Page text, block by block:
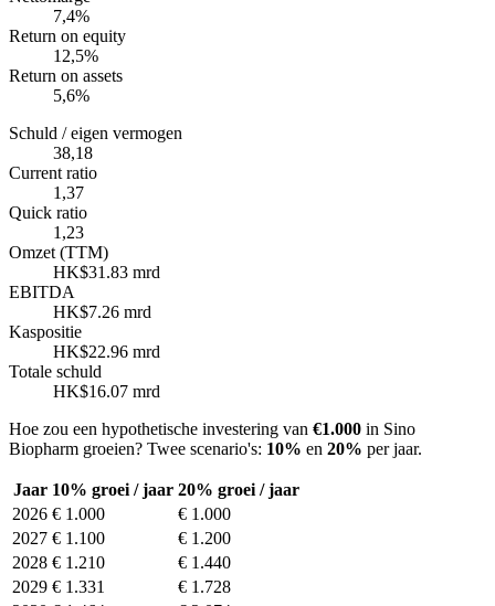
7,4%
Return on equity
12,5%
Return on assets
5,6%
Schuld / eigen vermogen
38,18
Current ratio
1,37
Quick ratio
1,23
Omzet (TTM)
HK$31.83 mrd
EBITDA
HK$7.26 mrd
Kaspositie
HK$22.96 mrd
Totale schuld
HK$16.07 mrd
Hoe zou een hypothetische investering van €1.000 in Sino
Biopharm groeien? Twee scenario's: 10% en 20% per jaar.
Jaar 10% groei / jaar 20% groei / jaar
2026 € 1.000
€ 1.000
2027 € 1.100
€ 1.200
2028 € 1.210
€ 1.440
2029 € 1.331
€ 1.728